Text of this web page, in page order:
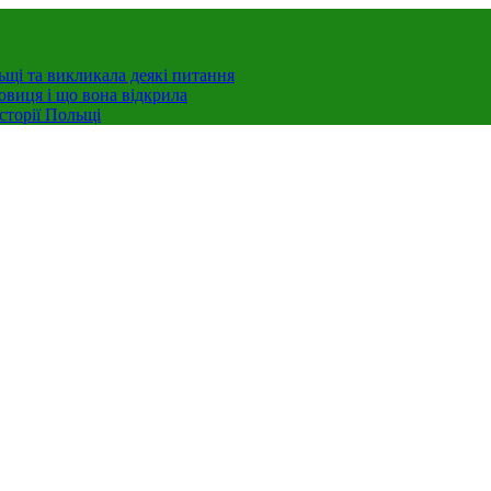
та викликала деякі питання
і що вона відкрила
Польщі